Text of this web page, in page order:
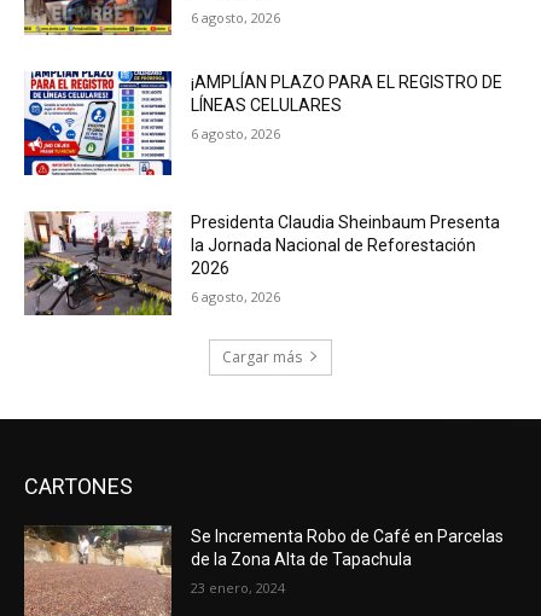
6 agosto, 2026
¡AMPLÍAN PLAZO PARA EL REGISTRO DE
LÍNEAS CELULARES
6 agosto, 2026
Presidenta Claudia Sheinbaum Presenta
la Jornada Nacional de Reforestación
2026
6 agosto, 2026
Cargar más
CARTONES
Se Incrementa Robo de Café en Parcelas
de la Zona Alta de Tapachula
23 enero, 2024